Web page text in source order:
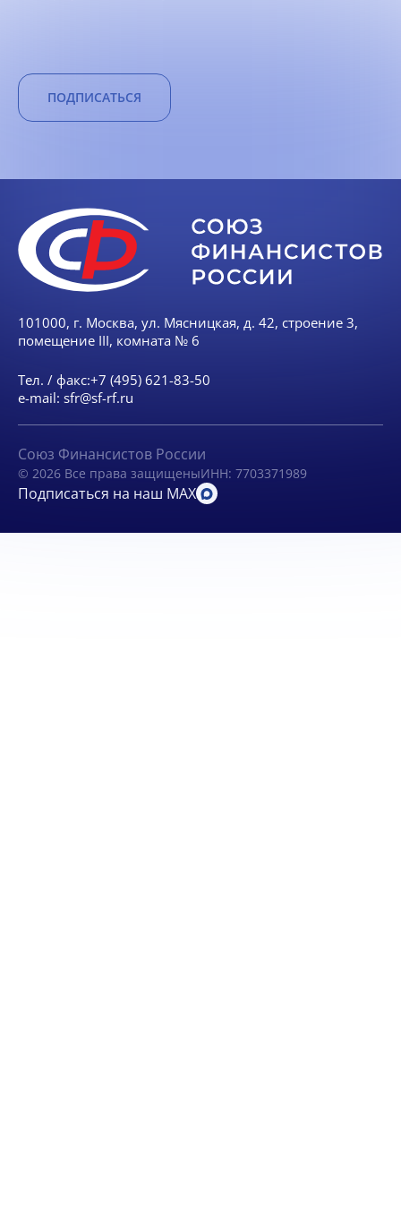
ПОДПИСАТЬСЯ
101000, г. Москва, ул. Мясницкая, д. 42, строение 3,
помещение III, комната № 6
Тел. / факс:+7 (495) 621-83-50
e-mail: sfr@sf-rf.ru
Союз Финансистов России
© 2026 Все права защищеныИНН: 7703371989
Подписаться на наш MAX